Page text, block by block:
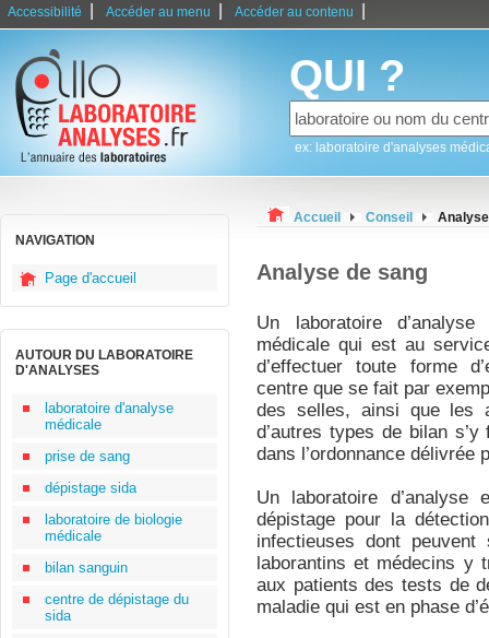
Accessibilité Accéder au menu Accéder au contenu
QUI ?
ex: laboratoire d'analyses
NAVIGATION
Page d'accueil
AUTOUR DU LABORATOIRE
D'ANALYSES
laboratoire d'analyse
médicale
prise de sang
dépistage sida
laboratoire de biologie
médicale
bilan sanguin
centre de dépistage du
sida
Accueil Conseil
Analyse de sang
Un laboratoire
médicale qui est au
d’effectuer toute forme
centre que se fait par
des selles, ainsi que les
d’autres types de bilan
dans l’ordonnance délivrée
Un laboratoire
dépistage pour la
infectieuses dont
laborantins et médecins y
aux patients des tests de
maladie qui est en phase